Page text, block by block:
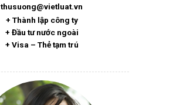
thusuong@vietluat.vn
+ Thành lập công ty
+ Đầu tư nước ngoài
+ Visa – Thẻ tạm trú